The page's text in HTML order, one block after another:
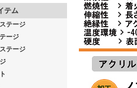
テム
テージ
ージ
テージ